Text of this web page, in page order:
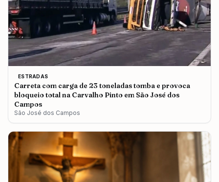
ESTRADAS
Carreta com carga de 23 toneladas tomba e provoca
bloqueio total na Carvalho Pinto em São José dos
Campos
São José dos Campos